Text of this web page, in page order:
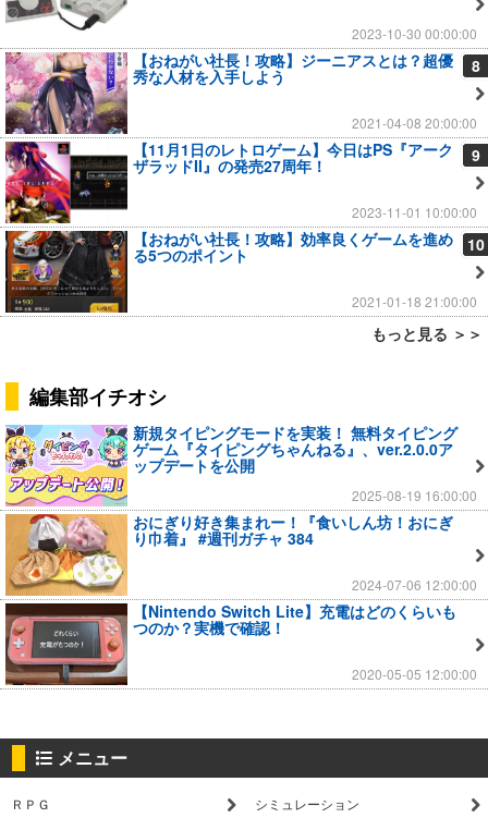
2023-10-30 00:00:00
8
【おねがい社長！攻略】ジーニアスとは？超優
秀な人材を入手しよう
2021-04-08 20:00:00
9
【11月1日のレトロゲーム】今日はPS『アーク
ザラッドII』の発売27周年！
2023-11-01 10:00:00
10
【おねがい社長！攻略】効率良くゲームを進め
る5つのポイント
2021-01-18 21:00:00
もっと見る ＞＞
編集部イチオシ
新規タイピングモードを実装！ 無料タイピング
ゲーム『タイピングちゃんねる』、ver.2.0.0ア
ップデートを公開
2025-08-19 16:00:00
おにぎり好き集まれー！『食いしん坊！おにぎ
り巾着』 #週刊ガチャ 384
2024-07-06 12:00:00
【Nintendo Switch Lite】充電はどのくらいも
つのか？実機で確認！
2020-05-05 12:00:00
メニュー
ＲＰＧ シミュレーション